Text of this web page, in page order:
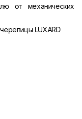
от механических
LUXARD